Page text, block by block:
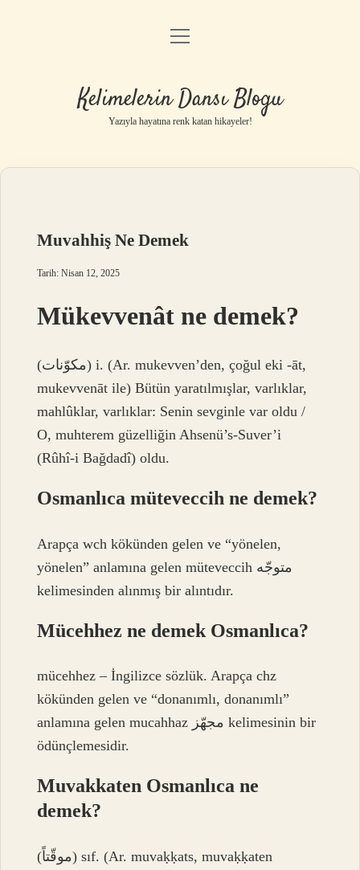
Anasayfa
Yasal Uyarı
menüyü
Kelimelerin Dansı Blogu
Yazıyla hayatına renk katan hikayeler!
Muvahhiş Ne Demek
Tarih: Nisan 12, 2025
Mükevvenât ne demek?
(ﻣﻜﻮّﻧﺎﺕ) i. (Ar. mukevven’den, çoğul eki -āt,
mukevvenāt ile) Bütün yaratılmışlar, varlıklar,
mahlûklar, varlıklar: Senin sevginle var oldu /
O, muhterem güzelliğin Ahsenü’s-Suver’i
(Rûhî-i Bağdadî) oldu.
Osmanlıca müteveccih ne demek?
Arapça wch kökünden gelen ve “yönelen,
yönelen” anlamına gelen müteveccih متوجّه‎
kelimesinden alınmış bir alıntıdır.
Mücehhez ne demek Osmanlıca?
mücehhez – İngilizce sözlük. Arapça chz
kökünden gelen ve “donanımlı, donanımlı”
anlamına gelen mucahhaz مجهّز kelimesinin bir
ödünçlemesidir.
Muvakkaten Osmanlıca ne
demek?
(ﻣﻮﻗّﺘﺎً) sıf. (Ar. muvaḳḳats, muvaḳḳaten